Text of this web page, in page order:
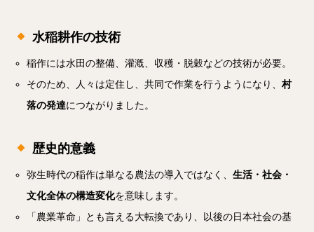
水稲耕作の技術
稲作には水田の整備、灌漑、収穫・脱穀などの技術が必要。
そのため、人々は定住し、共同で作業を行うようになり、村
落の発達につながりました。
歴史的意義
弥生時代の稲作は単なる農法の導入ではなく、生活・社会・
文化全体の構造変化を意味します。
「農業革命」とも言える大転換であり、以後の日本社会の基